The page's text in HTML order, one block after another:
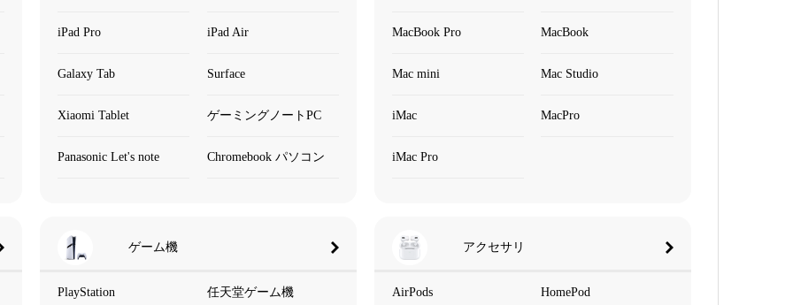
iPad Pro iPad Air
Galaxy Tab Surface
Xiaomi Tablet ゲーミングノートPC
Panasonic Let's note Chromebook パソコン
MacBook Pro MacBook
Mac mini Mac Studio
iMac MacPro
iMac Pro
ゲーム機
PlayStation 任天堂ゲーム機
アクセサリ
AirPods HomePod